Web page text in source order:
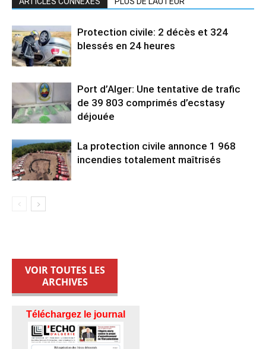
Protection civile: 2 décès et 324
blessés en 24 heures
Port d’Alger: Une tentative de trafic
de 39 803 comprimés d’ecstasy
déjouée
La protection civile annonce 1 968
incendies totalement maîtrisés
VOIR TOUTES LES
ARCHIVES